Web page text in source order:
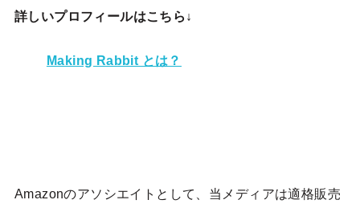
詳しいプロフィールはこちら↓
Making Rabbit とは？
Amazonのアソシエイトとして、当メディアは適格販売